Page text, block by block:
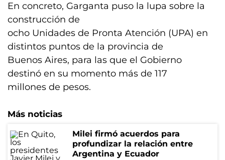
En concreto, Garganta puso la lupa sobre la
construcción de
ocho Unidades de Pronta Atención (UPA) en
distintos puntos de la provincia de
Buenos Aires, para las que el Gobierno
destinó en su momento más de 117
millones de pesos.
Más noticias
Milei firmó acuerdos para
profundizar la relación entre
Argentina y Ecuador